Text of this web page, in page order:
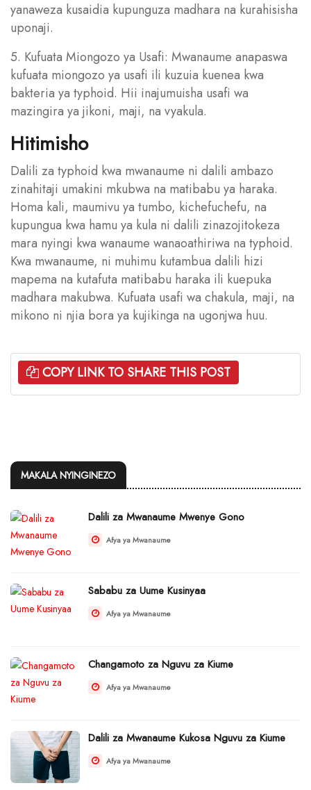
yanaweza kusaidia kupunguza madhara na kurahisisha
uponaji.
5. Kufuata Miongozo ya Usafi: Mwanaume anapaswa
kufuata miongozo ya usafi ili kuzuia kuenea kwa
bakteria ya typhoid. Hii inajumuisha usafi wa
mazingira ya jikoni, maji, na vyakula.
Hitimisho
Dalili za typhoid kwa mwanaume ni dalili ambazo
zinahitaji umakini mkubwa na matibabu ya haraka.
Homa kali, maumivu ya tumbo, kichefuchefu, na
kupungua kwa hamu ya kula ni dalili zinazojitokeza
mara nyingi kwa wanaume wanaoathiriwa na typhoid.
Kwa mwanaume, ni muhimu kutambua dalili hizi
mapema na kutafuta matibabu haraka ili kuepuka
madhara makubwa. Kufuata usafi wa chakula, maji, na
mikono ni njia bora ya kujikinga na ugonjwa huu.
COPY LINK TO SHARE THIS POST
MAKALA NYINGINEZO
Dalili za Mwanaume Mwenye Gono
Afya ya Mwanaume
Sababu za Uume Kusinyaa
Afya ya Mwanaume
Changamoto za Nguvu za Kiume
Afya ya Mwanaume
Dalili za Mwanaume Kukosa Nguvu za Kiume
Afya ya Mwanaume